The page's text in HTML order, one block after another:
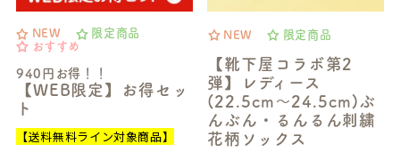
NEW
限定商品
おすすめ
940円お得！！
【WEB限定】お得セッ
ト
【送料無料ライン対象商品】
NEW 限定商品
【靴下屋コラボ第2
弾】レディース
(22.5cm～24.5cm)ぶ
んぶん・るんるん刺繍
花柄ソックス